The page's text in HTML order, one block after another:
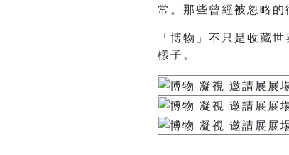
常。那些曾經被忽略
「博物」不只是收藏
樣子。